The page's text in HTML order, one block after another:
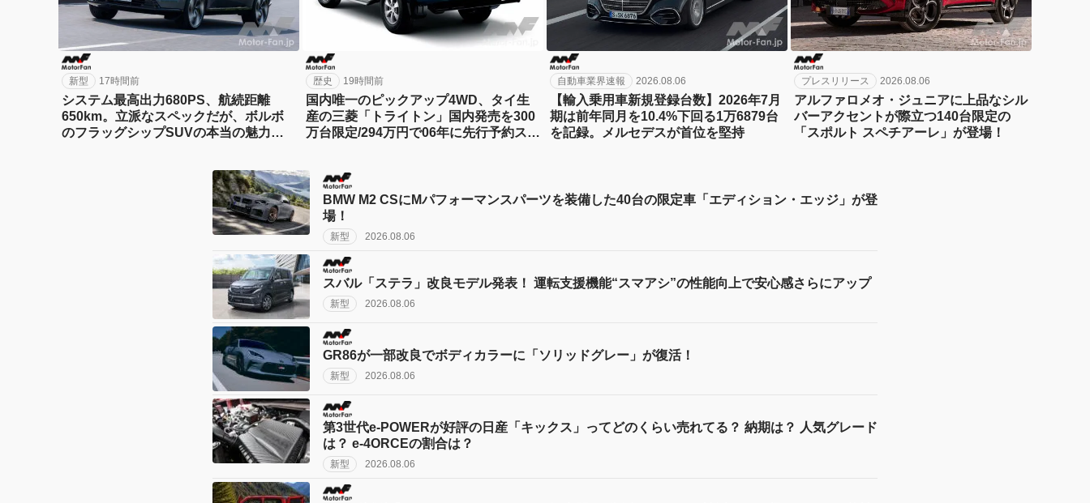
新型 17時間前
システム最高出力680PS、航続距離
650km。立派なスペックだが、ボルボ
のフラッグシップSUVの本当の魅力は
歴史 19時間前
国内唯一のピックアップ4WD、タイ生
産の三菱「トライトン」国内発売を300
万台限定/294万円で06年に先行予約スタ
自動車業界速報 2026.08.06
【輸入乗用車新規登録台数】2026年7月
期は前年同月を10.4%下回る1万6879台
を記録。メルセデスが首位を堅持
プレスリリース 2026.08.06
アルファロメオ・ジュニアに上品なシル
バーアクセントが際立つ140台限定の
「スポルト スペチアーレ」が登場！
BMW M2 CSにMパフォーマンスパーツを装備した40台の限定車「エディション・エッジ」が登
場！
新型 2026.08.06
スバル「ステラ」改良モデル発表！ 運転支援機能“スマアシ”の性能向上で安心感さらにアップ
新型 2026.08.06
GR86が一部改良でボディカラーに「ソリッドグレー」が復活！
新型 2026.08.06
第3世代e-POWERが好評の日産「キックス」ってどのくらい売れてる？ 納期は？ 人気グレード
は？ e-4ORCEの割合は？
新型 2026.08.06